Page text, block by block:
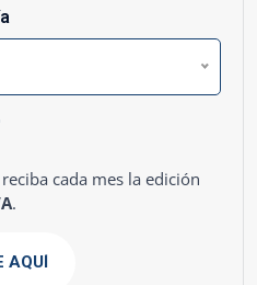
cada mes la edición
.
AQUÍ